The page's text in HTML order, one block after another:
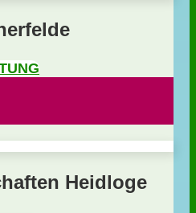
Heidloge